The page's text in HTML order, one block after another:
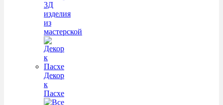
3Д
изделия
из
мастерской
Декор
к
Пасхе